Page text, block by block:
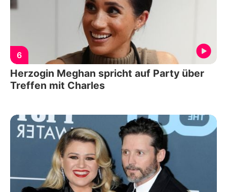
6
Herzogin Meghan spricht auf Party über
Treffen mit Charles